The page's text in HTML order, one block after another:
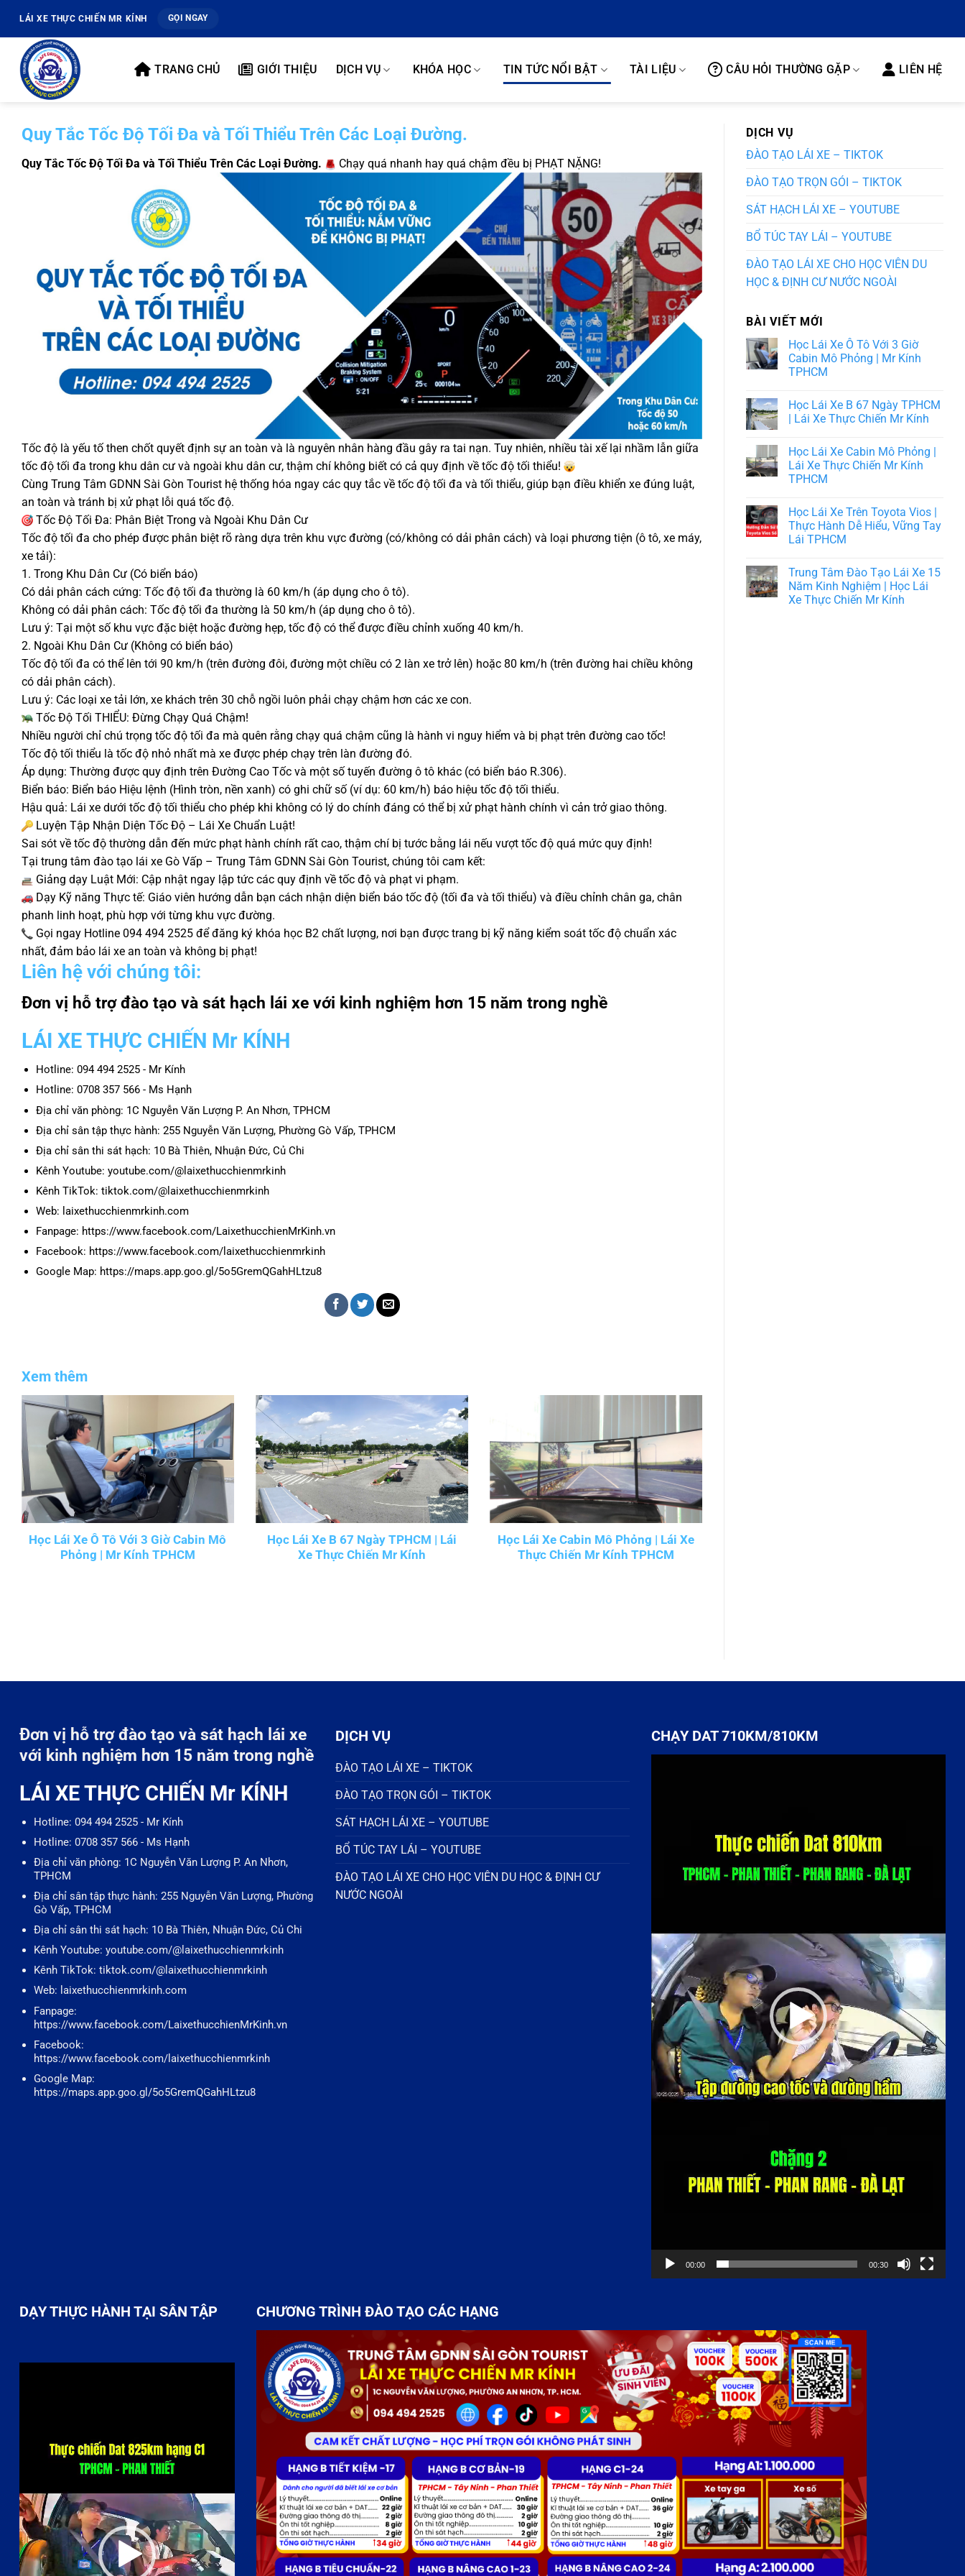
dung
LÁI XE THỰC CHIẾN MR KÍNH GỌI NGAY
TRANG CHỦ GIỚI THIỆU DỊCH VỤ KHÓA HỌC TIN TỨC NỔI BẬT TÀI LIỆU CÂU HỎI THƯỜNG GẶP LIÊN HỆ
Quy Tắc Tốc Độ Tối Đa và Tối Thiểu Trên Các Loại Đường.
Quy Tắc Tốc Độ Tối Đa và Tối Thiểu Trên Các Loại Đường. Chạy quá nhanh hay quá chậm đều bị PHẠT NẶNG!
Tốc độ là yếu tố then chốt quyết định sự an toàn và là nguyên nhân hàng đầu gây ra tai nạn. Tuy nhiên, nhiều tài xế lại nhầm lẫn giữa
tốc độ tối đa trong khu dân cư và ngoài khu dân cư, thậm chí không biết có cả quy định về tốc độ tối thiểu!
Cùng Trung Tâm GDNN Sài Gòn Tourist hệ thống hóa ngay các quy tắc về tốc độ tối đa và tối thiểu, giúp bạn điều khiển xe đúng luật,
an toàn và tránh bị xử phạt lỗi quá tốc độ.
Tốc Độ Tối Đa: Phân Biệt Trong và Ngoài Khu Dân Cư
Tốc độ tối đa cho phép được phân biệt rõ ràng dựa trên khu vực đường (có/không có dải phân cách) và loại phương tiện (ô tô, xe máy,
xe tải):
1. Trong Khu Dân Cư (Có biển báo)
Có dải phân cách cứng: Tốc độ tối đa thường là 60 km/h (áp dụng cho ô tô).
Không có dải phân cách: Tốc độ tối đa thường là 50 km/h (áp dụng cho ô tô).
Lưu ý: Tại một số khu vực đặc biệt hoặc đường hẹp, tốc độ có thể được điều chỉnh xuống 40 km/h.
2. Ngoài Khu Dân Cư (Không có biển báo)
Tốc độ tối đa có thể lên tới 90 km/h (trên đường đôi, đường một chiều có 2 làn xe trở lên) hoặc 80 km/h (trên đường hai chiều không
có dải phân cách).
Lưu ý: Các loại xe tải lớn, xe khách trên 30 chỗ ngồi luôn phải chạy chậm hơn các xe con.
Tốc Độ Tối THIỂU: Đừng Chạy Quá Chậm!
Nhiều người chỉ chú trọng tốc độ tối đa mà quên rằng chạy quá chậm cũng là hành vi nguy hiểm và bị phạt trên đường cao tốc!
Tốc độ tối thiểu là tốc độ nhỏ nhất mà xe được phép chạy trên làn đường đó.
Áp dụng: Thường được quy định trên Đường Cao Tốc và một số tuyến đường ô tô khác (có biển báo R.306).
Biển báo: Biển báo Hiệu lệnh (Hình tròn, nền xanh) có ghi chữ số (ví dụ: 60 km/h) báo hiệu tốc độ tối thiểu.
Hậu quả: Lái xe dưới tốc độ tối thiểu cho phép khi không có lý do chính đáng có thể bị xử phạt hành chính vì cản trở giao thông.
Luyện Tập Nhận Diện Tốc Độ – Lái Xe Chuẩn Luật!
Sai sót về tốc độ thường dẫn đến mức phạt hành chính rất cao, thậm chí bị tước bằng lái nếu vượt tốc độ quá mức quy định!
Tại trung tâm đào tạo lái xe Gò Vấp – Trung Tâm GDNN Sài Gòn Tourist, chúng tôi cam kết:
Giảng dạy Luật Mới: Cập nhật ngay lập tức các quy định về tốc độ và phạt vi phạm.
Dạy Kỹ năng Thực tế: Giáo viên hướng dẫn bạn cách nhận diện biển báo tốc độ (tối đa và tối thiểu) và điều chỉnh chân ga, chân
phanh linh hoạt, phù hợp với từng khu vực đường.
Gọi ngay Hotline 094 494 2525 để đăng ký khóa học B2 chất lượng, nơi bạn được trang bị kỹ năng kiểm soát tốc độ chuẩn xác
nhất, đảm bảo lái xe an toàn và không bị phạt!
Liên hệ với chúng tôi:
Đơn vị hỗ trợ đào tạo và sát hạch lái xe với kinh nghiệm hơn 15 năm trong nghề
LÁI XE THỰC CHIẾN Mr KÍNH
Hotline: 094 494 2525 - Mr Kính
Hotline: 0708 357 566 - Ms Hạnh
Địa chỉ văn phòng: 1C Nguyễn Văn Lượng P. An Nhơn, TPHCM
Địa chỉ sân tập thực hành: 255 Nguyễn Văn Lượng, Phường Gò Vấp, TPHCM
Địa chỉ sân thi sát hạch: 10 Bà Thiên, Nhuận Đức, Củ Chi
Kênh Youtube: youtube.com/@laixethucchienmrkinh
Kênh TikTok: tiktok.com/@laixethucchienmrkinh
Web: laixethucchienmrkinh.com
Fanpage: https://www.facebook.com/LaixethucchienMrKinh.vn
Facebook: https://www.facebook.com/laixethucchienmrkinh
Google Map: https://maps.app.goo.gl/5o5GremQGahHLtzu8
Xem thêm
Học Lái Xe Ô Tô Với 3 Giờ Cabin Mô
Phỏng | Mr Kính TPHCM
Học Lái Xe B 67 Ngày TPHCM | Lái
Xe Thực Chiến Mr Kính
Học Lái Xe Cabin Mô Phỏng | Lái Xe
Thực Chiến Mr Kính TPHCM
DỊCH VỤ
ĐÀO TẠO LÁI XE – TIKTOK
ĐÀO TẠO TRỌN GÓI – TIKTOK
SÁT HẠCH LÁI XE – YOUTUBE
BỔ TÚC TAY LÁI – YOUTUBE
ĐÀO TẠO LÁI XE CHO HỌC VIÊN DU
HỌC & ĐỊNH CƯ NƯỚC NGOÀI
BÀI VIẾT MỚI
Học Lái Xe Ô Tô Với 3 Giờ
Cabin Mô Phỏng | Mr Kính
TPHCM
Học Lái Xe B 67 Ngày TPHCM
| Lái Xe Thực Chiến Mr Kính
Học Lái Xe Cabin Mô Phỏng |
Lái Xe Thực Chiến Mr Kính
TPHCM
Học Lái Xe Trên Toyota Vios |
Thực Hành Dễ Hiểu, Vững Tay
Lái TPHCM
Trung Tâm Đào Tạo Lái Xe 15
Năm Kinh Nghiệm | Học Lái
Xe Thực Chiến Mr Kính
Đơn vị hỗ trợ đào tạo và sát hạch lái xe
với kinh nghiệm hơn 15 năm trong nghề
LÁI XE THỰC CHIẾN Mr KÍNH
Hotline: 094 494 2525 - Mr Kính
Hotline: 0708 357 566 - Ms Hạnh
Địa chỉ văn phòng: 1C Nguyễn Văn Lượng P. An Nhơn,
TPHCM
Địa chỉ sân tập thực hành: 255 Nguyễn Văn Lượng, Phường
Gò Vấp, TPHCM
Địa chỉ sân thi sát hạch: 10 Bà Thiên, Nhuận Đức, Củ Chi
Kênh Youtube: youtube.com/@laixethucchienmrkinh
Kênh TikTok: tiktok.com/@laixethucchienmrkinh
Web: laixethucchienmrkinh.com
Fanpage:
https://www.facebook.com/LaixethucchienMrKinh.vn
Facebook:
https://www.facebook.com/laixethucchienmrkinh
Google Map:
https://maps.app.goo.gl/5o5GremQGahHLtzu8
DỊCH VỤ
ĐÀO TẠO LÁI XE – TIKTOK
ĐÀO TẠO TRỌN GÓI – TIKTOK
SÁT HẠCH LÁI XE – YOUTUBE
BỔ TÚC TAY LÁI – YOUTUBE
ĐÀO TẠO LÁI XE CHO HỌC VIÊN DU HỌC & ĐỊNH CƯ
NƯỚC NGOÀI
CHẠY DAT 710KM/810KM
00:00 00:30
DẠY THỰC HÀNH TẠI SÂN TẬP CHƯƠNG TRÌNH ĐÀO TẠO CÁC HẠNG